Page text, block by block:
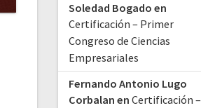
Soledad Bogado en
Certificación – Primer
Congreso de Ciencias
Empresariales
Fernando Antonio Lugo
Corbalan en Certificación –